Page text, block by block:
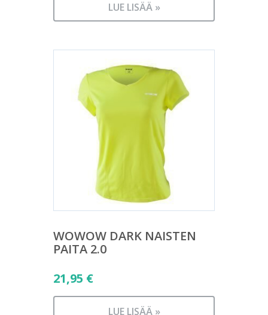
LUE LISÄÄ »
WOWOW DARK NAISTEN
PAITA 2.0
21,95 €
LUE LISÄÄ »